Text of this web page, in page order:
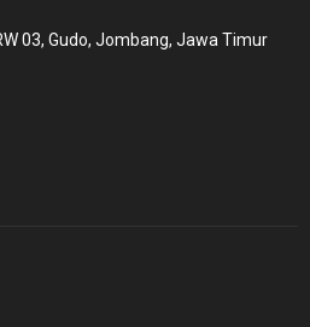
03, Gudo, Jombang, Jawa Timur